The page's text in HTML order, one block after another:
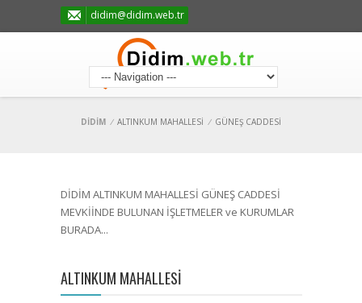
didim@didim.web.tr
DİDİM / ALTINKUM MAHALLESİ / GÜNEŞ CADDESİ
DİDİM ALTINKUM MAHALLESİ GÜNEŞ CADDESİ
MEVKİİNDE BULUNAN İŞLETMELER ve KURUMLAR
BURADA...
ALTINKUM MAHALLESİ